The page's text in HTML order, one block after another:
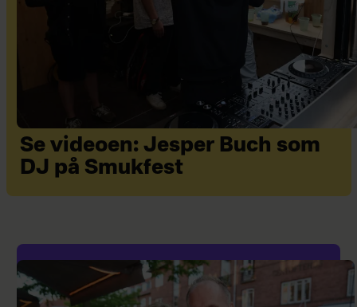
Se videoen: Jesper Buch som
DJ på Smukfest